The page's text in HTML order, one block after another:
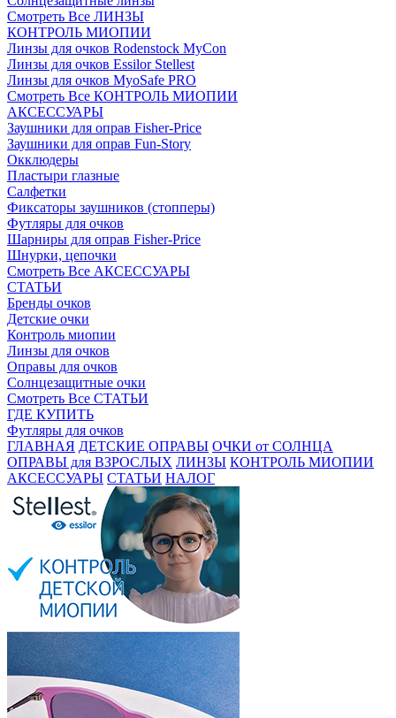
Смотреть Все ЛИНЗЫ
КОНТРОЛЬ МИОПИИ
Линзы для очков Rodenstock MyCon
Линзы для очков Essilor Stellest
Линзы для очков MyoSafe PRO
Смотреть Все КОНТРОЛЬ МИОПИИ
АКСЕССУАРЫ
Заушники для оправ Fisher-Price
Заушники для оправ Fun-Story
Окклюдеры
Пластыри глазные
Салфетки
Фиксаторы заушников (стопперы)
Футляры для очков
Шарниры для оправ Fisher-Price
Шнурки, цепочки
Смотреть Все АКСЕССУАРЫ
СТАТЬИ
Бренды очков
Детские очки
Контроль миопии
Линзы для очков
Оправы для очков
Солнцезащитные очки
Смотреть Все СТАТЬИ
ГДЕ КУПИТЬ
Футляры для очков
ГЛАВНАЯ ДЕТСКИЕ ОПРАВЫ ОЧКИ от СОЛНЦА
ОПРАВЫ для ВЗРОСЛЫХ ЛИНЗЫ КОНТРОЛЬ МИОПИИ
АКСЕССУАРЫ СТАТЬИ НАЛОГ